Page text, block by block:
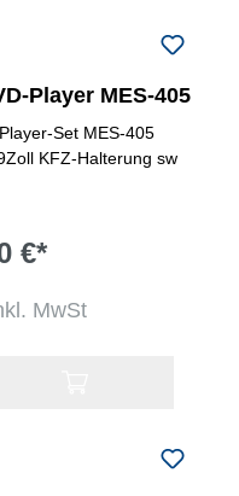
Player MES-405
Set MES-405
KFZ-Halterung sw
€*
MwSt